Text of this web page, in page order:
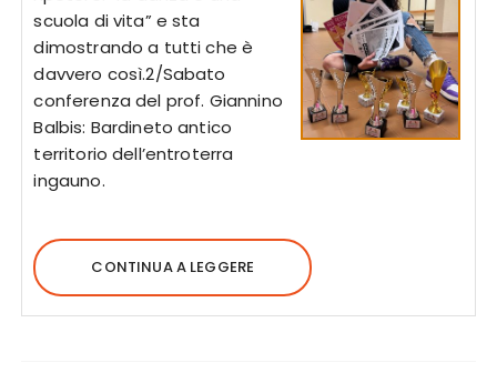
scuola di vita” e sta
dimostrando a tutti che è
davvero così.2/Sabato
conferenza del prof. Giannino
Balbis: Bardineto antico
territorio dell’entroterra
ingauno.
CONTINUA A LEGGERE